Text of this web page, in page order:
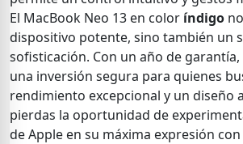
El MacBook Neo 13 en color índigo
dispositivo potente, sino también un
sofisticación. Con un año de
una inversión segura para quienes
rendimiento excepcional y un diseño
pierdas la oportunidad de
de Apple en su máxima expresión